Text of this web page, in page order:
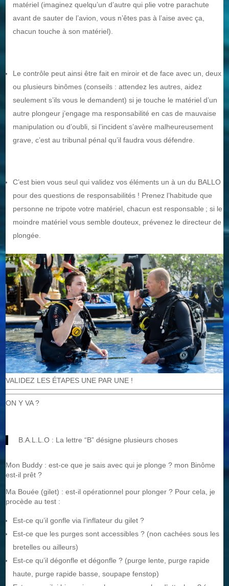
matériel (imaginez quelqu’un d’autre qui plie votre parachute
avant de sauter de l’avion, vous n’êtes pas à l’aise avec ça,
chacun touche à son matériel).
Le contrôle peut ainsi être fait en miroir et de face avec un, deux
ou plusieurs binômes (conseils : attendez les autres, aidez
seulement s’ils vous le demandent) si je touche le matériel d’un
autre plongeur j’engage ma responsabilité en cas de mauvaise
manipulation ou d’oubli, si l’incident s’avère malheureusement
grave, c’est au tribunal pénal qu’il faudra vous défendre.
C’est bien vous seul qui validez vos éléments un à un du BALLO
pour des questions de responsabilités ! Prenez l’habitude que
personne ne tripote votre matériel, chacun est responsable ; si le
moindre matériel vous semble douteux, prévenez le directeur de
plongée.
VALIDEZ LES ÉTAPES UNE PAR UNE !
ON Y VA ?
B.A.L.L.O : La lettre “B” désigne plusieurs choses
Mon Buddy : est-ce que je sais avec qui je plonge ? mon Binôme
est-il prêt ?
Ma Bouée (gilet) : est-il opérationnel pour plonger ? Pour cela, je
procède au test :
Est-ce qu’il gonfle via l’inflateur du gilet ?
Est-ce que les purges sont accessibles ? (non cachées sous les
bretelles ou ailleurs)
Est-ce qu’il dégonfle et dégonfle ? (purge lente, purge rapide
haute, purge rapide basse, soupape fenstop)